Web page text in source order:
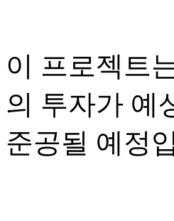
이 프로젝트
의 투자가 예
준공될 예정